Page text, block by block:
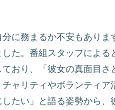
に務まるか不安もありま
た。番組スタッフによる
おり、「彼女の真面目さ
ャリティやボランティア
たい」と語る姿勢から、